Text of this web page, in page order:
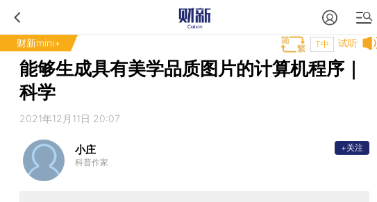
财新mini+ 试听
T中
能够生成具有美学品质图片的计算机程序｜
科学
2021年12月11日 20:07
小庄
科普作家
+关注